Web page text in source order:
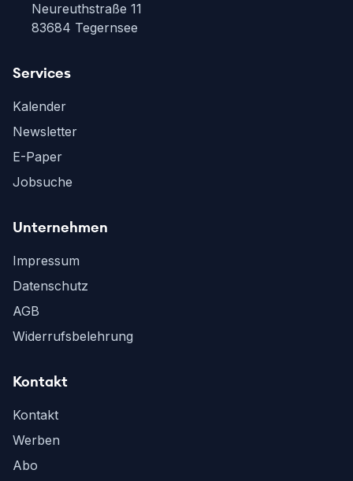
Neureuthstraße 11
83684 Tegernsee
Services
Kalender
Newsletter
E-Paper
Jobsuche
Unternehmen
Impressum
Datenschutz
AGB
Widerrufsbelehrung
Kontakt
Kontakt
Werben
Abo